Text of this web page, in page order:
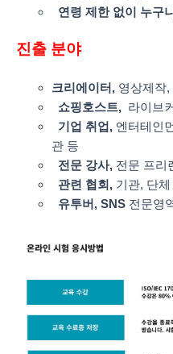
연령 제한 없이 누구
진출 분야
크리에이터, 영상제작
쇼핑호스트, 라이브
기업 취업, 엔터테인
관 등
전문 강사, 전문 프리
관련 협회, 기관, 단체
유투버, SNS 전문영